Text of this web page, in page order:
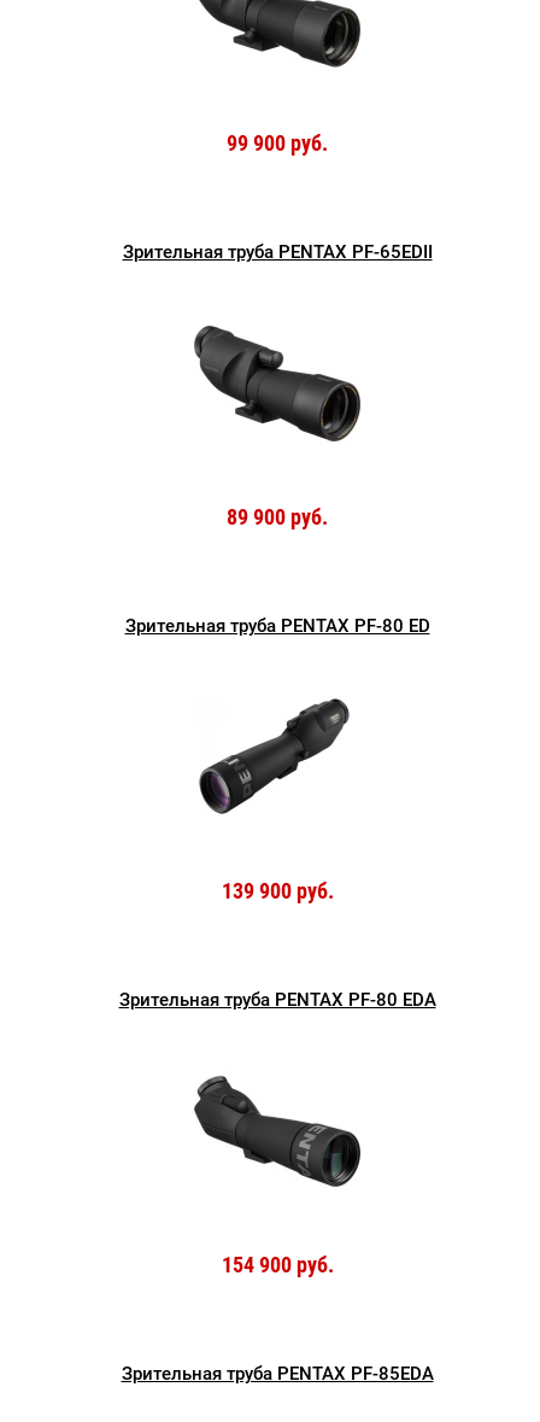
99 900 руб.
Зрительная труба PENTAX PF-65EDII
89 900 руб.
Зрительная труба PENTAX PF-80 ED
139 900 руб.
Зрительная труба PENTAX PF-80 EDA
154 900 руб.
Зрительная труба PENTAX PF-85EDA